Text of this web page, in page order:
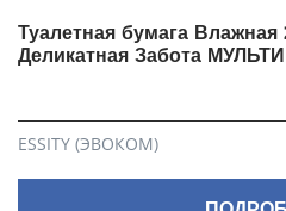
Туалетная бумага
Деликатная Забота
ESSITY (ЭВОКОМ)